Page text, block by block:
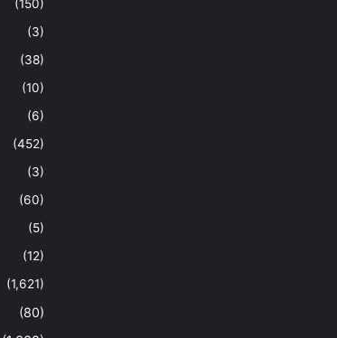
(150)
(3)
(38)
(10)
(6)
(452)
(3)
(60)
(5)
(12)
(1,621)
(80)